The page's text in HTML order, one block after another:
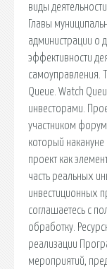
виды
Главы
администрации о
эффективности
самоуправления.
Queue. Watch
инвесторами.
участником
который
проект как
часть реальных
инвестиционных
соглашаетесь с
обработку.
реализации
мероприятий,